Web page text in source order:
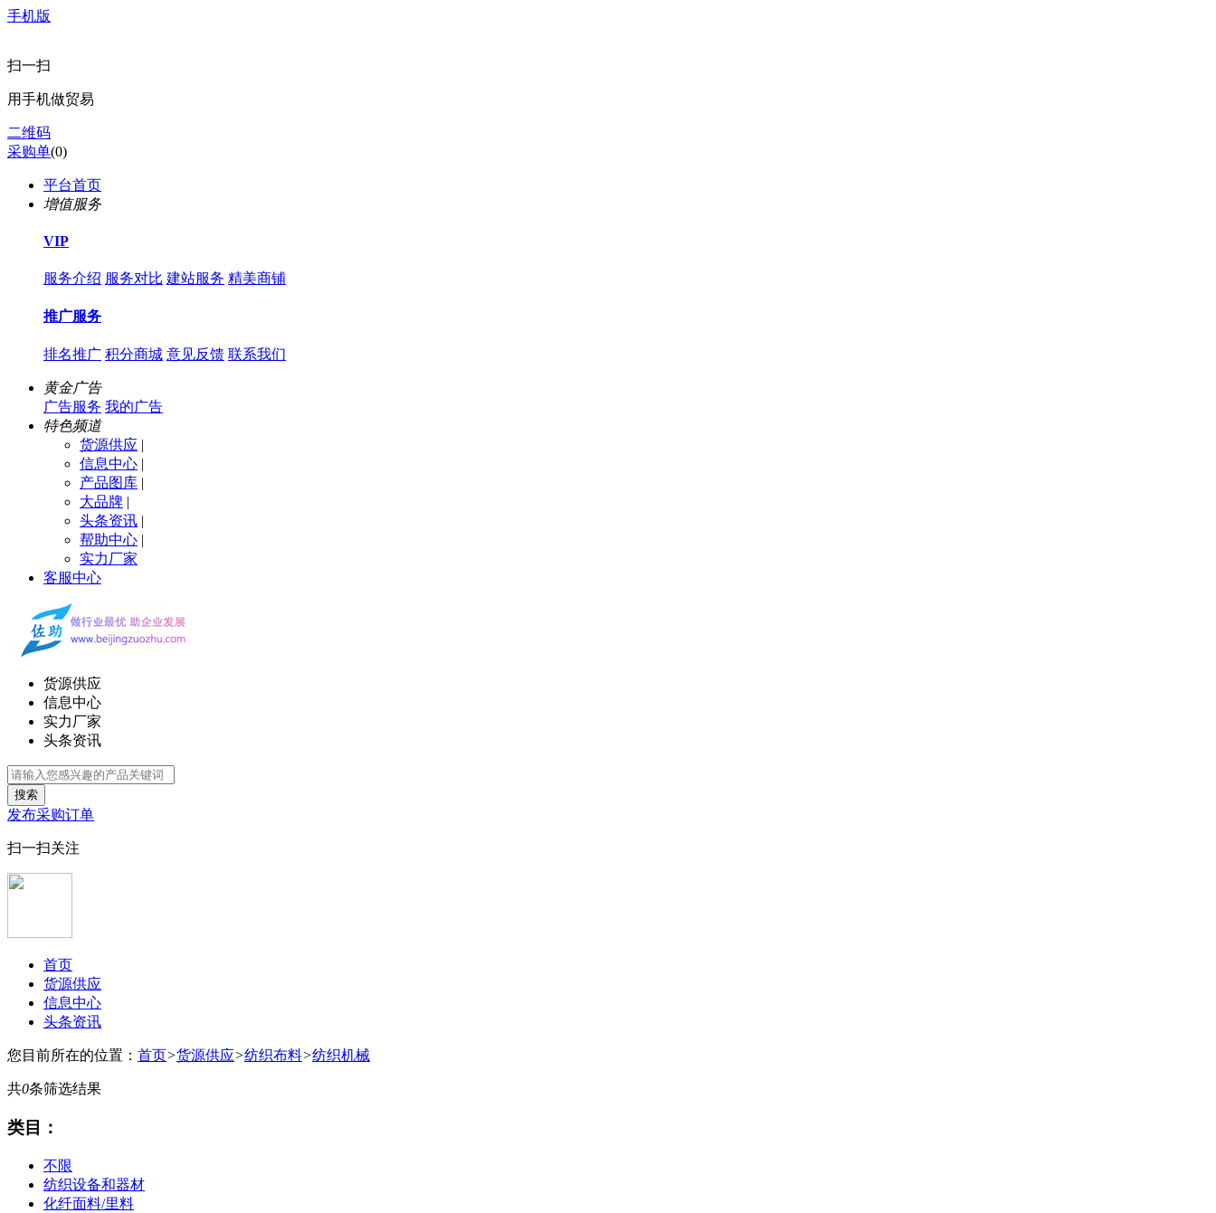
手机版
扫一扫
用手机做贸易
二维码
采购单(0)
平台首页
增值服务
VIP
服务介绍 服务对比 建站服务 精美商铺
推广服务
排名推广 积分商城 意见反馈 联系我们
黄金广告
广告服务 我的广告
特色频道
货源供应 |
信息中心 |
产品图库 |
大品牌 |
头条资讯 |
帮助中心 |
实力厂家
客服中心
货源供应
信息中心
实力厂家
头条资讯
搜索
发布采购订单
扫一扫关注
首页
货源供应
信息中心
头条资讯
您目前所在的位置： 首页>货源供应>纺织布料>纺织机械
共0条筛选结果
类目：
不限
纺织设备和器材
化纤面料/里料